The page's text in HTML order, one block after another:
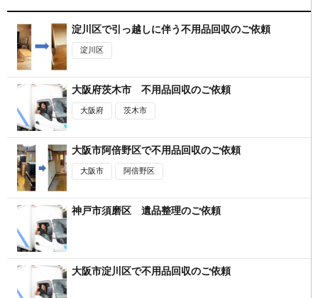
淀川区で引っ越しに伴う不用品回収のご依頼
淀川区
大阪府茨木市 不用品回収のご依頼
大阪府 茨木市
大阪市阿倍野区で不用品回収のご依頼
大阪市 阿倍野区
神戸市須磨区 遺品整理のご依頼
大阪市淀川区で不用品回収のご依頼